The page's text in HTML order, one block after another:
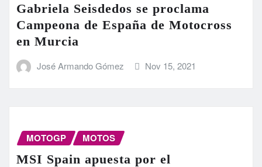
Gabriela Seisdedos se proclama
Campeona de España de Motocross
en Murcia
José Armando Gómez Nov 15, 2021
MOTOGP MOTOS
MSI Spain apuesta por el